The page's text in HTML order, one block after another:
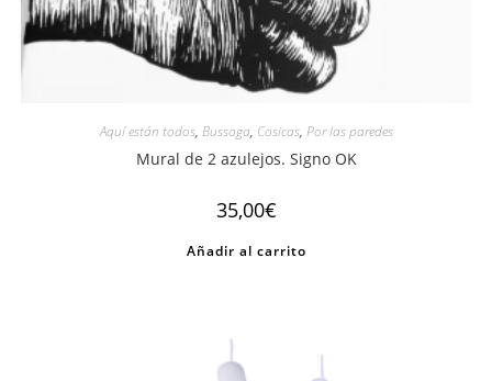
Aquí están todos, Bussoga, Cosicas, Por las paredes
Mural de 2 azulejos. Signo OK
35,00€
Añadir al carrito